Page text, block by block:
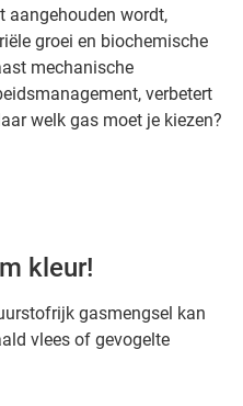
aangehouden wordt,
groei en biochemische
mechanische
verbetert
welk gas moet je kiezen?
kleur!
gasmengsel kan
vlees of gevogelte